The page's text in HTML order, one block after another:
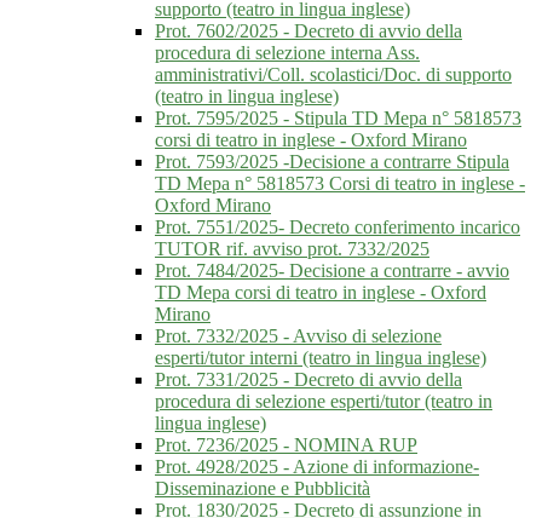
supporto (teatro in lingua inglese)
Prot. 7602/2025 - Decreto di avvio della
procedura di selezione interna Ass.
amministrativi/Coll. scolastici/Doc. di supporto
(teatro in lingua inglese)
Prot. 7595/2025 - Stipula TD Mepa n° 5818573
corsi di teatro in inglese - Oxford Mirano
Prot. 7593/2025 -Decisione a contrarre Stipula
TD Mepa n° 5818573 Corsi di teatro in inglese -
Oxford Mirano
Prot. 7551/2025- Decreto conferimento incarico
TUTOR rif. avviso prot. 7332/2025
Prot. 7484/2025- Decisione a contrarre - avvio
TD Mepa corsi di teatro in inglese - Oxford
Mirano
Prot. 7332/2025 - Avviso di selezione
esperti/tutor interni (teatro in lingua inglese)
Prot. 7331/2025 - Decreto di avvio della
procedura di selezione esperti/tutor (teatro in
lingua inglese)
Prot. 7236/2025 - NOMINA RUP
Prot. 4928/2025 - Azione di informazione-
Disseminazione e Pubblicità
Prot. 1830/2025 - Decreto di assunzione in